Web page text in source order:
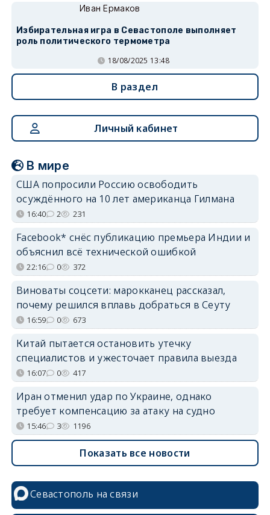
Иван Ермаков
Избирательная игра в Севастополе выполняет
роль политического термометра
18/08/2025 13:48
В раздел
Личный кабинет
В мире
США попросили Россию освободить
осуждённого на 10 лет американца Гилмана
16:40 2 231
Facebook* снёс публикацию премьера Индии и
объяснил всё технической ошибкой
22:16 0 372
Виноваты соцсети: марокканец рассказал,
почему решился вплавь добраться в Сеуту
16:59 0 673
Китай пытается остановить утечку
специалистов и ужесточает правила выезда
16:07 0 417
Иран отменил удар по Украине, однако
требует компенсацию за атаку на судно
15:46 3 1196
Показать все новости
Севастополь на связи